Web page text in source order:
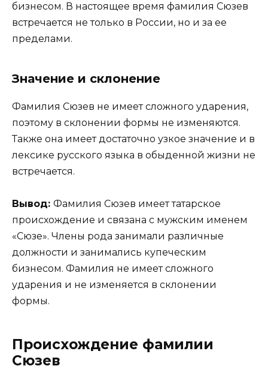
бизнесом. В настоящее время фамилия Сюзев
встречается не только в России, но и за ее
пределами.
Значение и склонение
Фамилия Сюзев не имеет сложного ударения,
поэтому в склонении формы не изменяются.
Также она имеет достаточно узкое значение и в
лексике русского языка в обыденной жизни не
встречается.
Вывод: Фамилия Сюзев имеет татарское
происхождение и связана с мужским именем
«Сюзе». Члены рода занимали различные
должности и занимались купеческим
бизнесом. Фамилия не имеет сложного
ударения и не изменяется в склонении
формы.
Происхождение фамилии
Сюзев